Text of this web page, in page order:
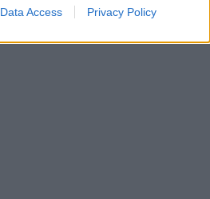
Data Access Privacy Policy